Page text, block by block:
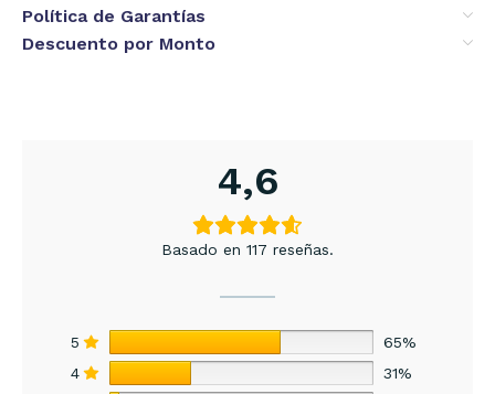
Política de Garantías
Descuento por Monto
4,6
Basado en 117 reseñas.
5
65%
4
31%